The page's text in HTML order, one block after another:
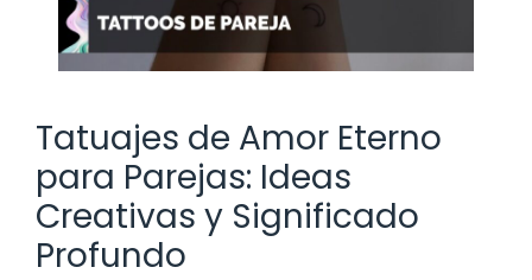
Tatuajes de Amor Eterno
para Parejas: Ideas
Creativas y Significado
Profundo